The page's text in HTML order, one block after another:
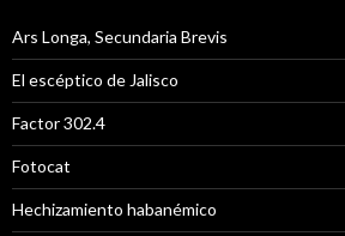
Ars Longa, Secundaria Brevis
El escéptico de Jalisco
Factor 302.4
Fotocat
Hechizamiento habanémico